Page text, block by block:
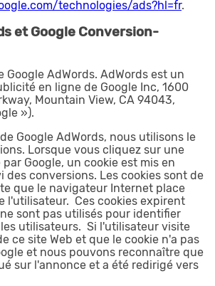
technologies/ads?hl=fr.
et Google Conversion-
Google AdWords. AdWords est un
en ligne de Google Inc, 1600
Mountain View, CA 94043,
»).
Google AdWords, nous utilisons le
Lorsque vous cliquez sur une
Google, un cookie est mis en
des conversions. Les cookies sont de
que le navigateur Internet place
l'utilisateur. Ces cookies expirent
sont pas utilisés pour identifier
utilisateurs. Si l'utilisateur visite
ce site Web et que le cookie n'a pas
et nous pouvons reconnaître que
sur l'annonce et a été redirigé vers